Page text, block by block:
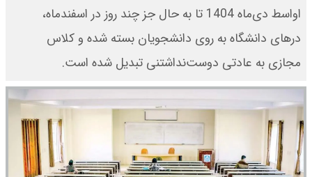
اواسط دی‌ماه 1404 تا به‌ حال جز چند روز در اسفندماه،
درهای دانشگاه به روی دانشجویان بسته شده و کلاس
مجازی به عادتی دوست‌نداشتنی تبدیل شده است.